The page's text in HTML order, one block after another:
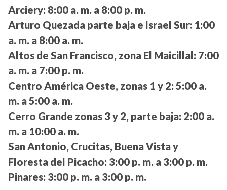
Arciery: 8:00 a. m. a 8:00 p. m.
Arturo Quezada parte baja e Israel Sur: 1:00
a. m. a 8:00 a. m.
Altos de San Francisco, zona El Maicillal: 7:00
a. m. a 7:00 p. m.
Centro América Oeste, zonas 1 y 2: 5:00 a.
m. a 5:00 a. m.
Cerro Grande zonas 3 y 2, parte baja: 2:00 a.
m. a 10:00 a. m.
San Antonio, Crucitas, Buena Vista y
Floresta del Picacho: 3:00 p. m. a 3:00 p. m.
Pinares: 3:00 p. m. a 3:00 p. m.